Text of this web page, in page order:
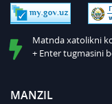
Matnda xatolikni
+ Enter tugmasini
MANZIL